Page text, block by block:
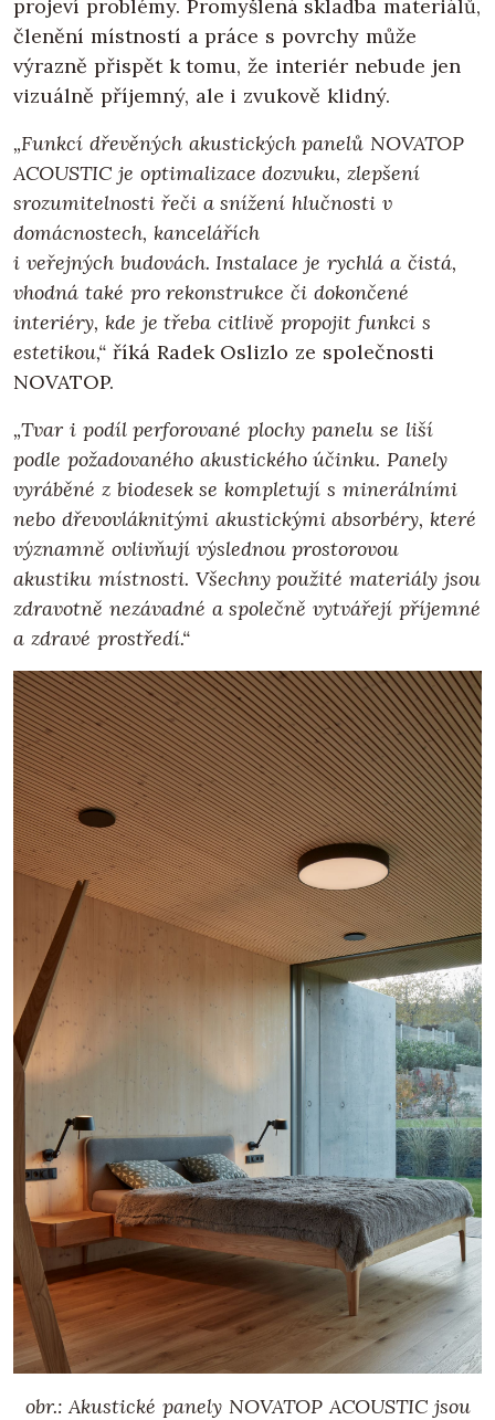
projeví problémy. Promyšlená skladba materiálů,
členění místností a práce s povrchy může
výrazně přispět k tomu, že interiér nebude jen
vizuálně příjemný, ale i zvukově klidný.
„Funkcí dřevěných akustických panelů NOVATOP
ACOUSTIC je optimalizace dozvuku, zlepšení
srozumitelnosti řeči a snížení hlučnosti v
domácnostech, kancelářích
i veřejných budovách. Instalace je rychlá a čistá,
vhodná také pro rekonstrukce či dokončené
interiéry, kde je třeba citlivě propojit funkci s
estetikou,“ říká Radek Oslizlo ze společnosti
NOVATOP.
„Tvar i podíl perforované plochy panelu se liší
podle požadovaného akustického účinku. Panely
vyráběné z biodesek se kompletují s minerálními
nebo dřevovláknitými akustickými absorbéry, které
významně ovlivňují výslednou prostorovou
akustiku místnosti. Všechny použité materiály jsou
zdravotně nezávadné a společně vytvářejí příjemné
a zdravé prostředí.“
obr.: Akustické panely NOVATOP ACOUSTIC jsou